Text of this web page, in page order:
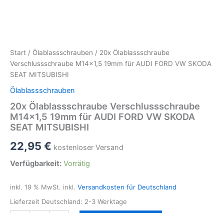
Start / Ölablassschrauben / 20x Ölablassschraube
Verschlussschraube M14x1,5 19mm für AUDI FORD VW SKODA
SEAT MITSUBISHI
Ölablassschrauben
20x Ölablassschraube Verschlussschraube
M14x1,5 19mm für AUDI FORD VW SKODA
SEAT MITSUBISHI
22,95 € kostenloser Versand
Verfügbarkeit: Vorrätig
inkl. 19 % MwSt. inkl. Versandkosten für Deutschland
Lieferzeit Deutschland: 2-3 Werktage